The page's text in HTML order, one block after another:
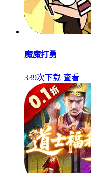
魔魔打勇
339次下载 查看